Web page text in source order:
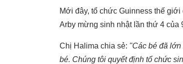
Mới đây, tổ chức Guinness thế
Arby mừng sinh nhật lần thứ 4 của
Chị Halima chia sẻ: "Các bé đã
bé. Chúng tôi quyết định tổ chức